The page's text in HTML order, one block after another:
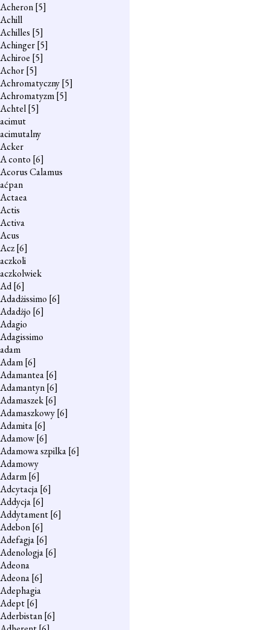
Acheron[5]
Achill
Achilles [5]
Achinger[5]
Achiroe [5]
Achor[5]
Achromatyczny[5]
Achromatyzm[5]
Achtel[5]
acimut
acimutalny
Acker
A conto [6]
Acorus Calamus
aćpan
Actaea
Actis
Activa
Acus
Acz[6]
aczkoli
aczkolwiek
Ad[6]
Adadżissimo [6]
Adadżjo [6]
Adagio
Adagissimo
adam
Adam[6]
Adamantea[6]
Adamantyn[6]
Adamaszek[6]
Adamaszkowy[6]
Adamita[6]
Adamow[6]
Adamowa szpilka[6]
Adamowy
Adarm[6]
Adcytacja[6]
Addycja[6]
Addytament[6]
Adebon[6]
Adefagja[6]
Adenologja[6]
Adeona
Adeona[6]
Adephagia
Adept[6]
Aderbistan[6]